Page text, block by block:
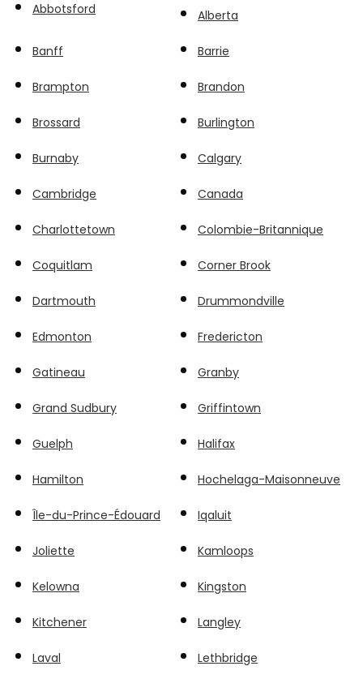
Abbotsford Alberta
Banff Barrie
Brampton Brandon
Brossard Burlington
Burnaby Calgary
Cambridge Canada
Charlottetown Colombie-Britannique
Coquitlam Corner Brook
Dartmouth Drummondville
Edmonton Fredericton
Gatineau Granby
Grand Sudbury Griffintown
Guelph Halifax
Hamilton Hochelaga-Maisonneuve
Île-du-Prince-Édouard Iqaluit
Joliette Kamloops
Kelowna Kingston
Kitchener Langley
Laval Lethbridge